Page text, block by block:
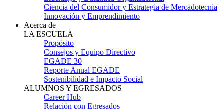
Ciencia del Consumidor y Estrategia de Mercadotecnia
Innovación y Emprendimiento
Acerca de
LA ESCUELA
Propósito
Consejos y Equipo Directivo
EGADE 30
Reporte Anual EGADE
Sostenibilidad e Impacto Social
ALUMNOS Y EGRESADOS
Career Hub
Relación con Egresados